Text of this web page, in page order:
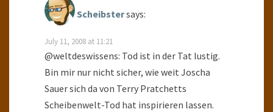
Scheibstersays:
July 11, 2008 at 11:21
@weltdeswissens: Tod ist in der Tat lustig.
Bin mir nur nicht sicher, wie weit Joscha
Sauer sich da von Terry Pratchetts
Scheibenwelt-Tod hat inspirieren lassen.